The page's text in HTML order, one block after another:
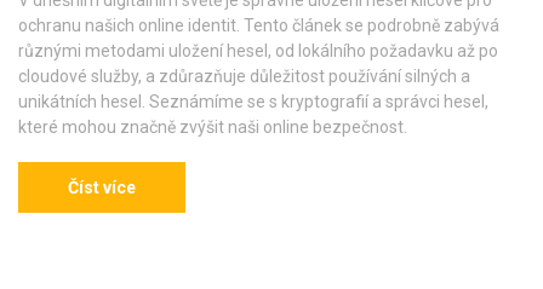
ochranu našich online identit. Tento článek se podrobně zabývá
různými metodami uložení hesel, od lokálního požadavku až po
cloudové služby, a zdůrazňuje důležitost používání silných a
unikátních hesel. Seznámíme se s kryptografií a správci hesel,
které mohou značně zvýšit naši online bezpečnost.
Číst více